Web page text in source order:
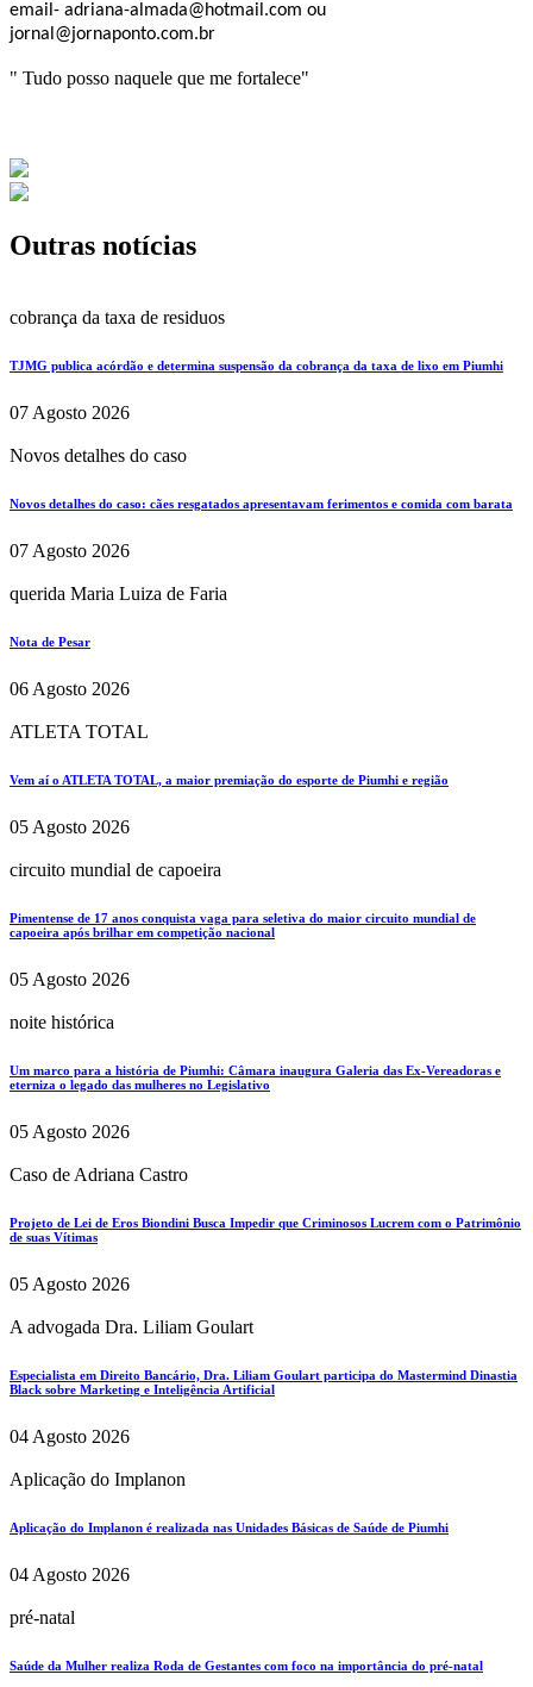
email- adriana-almada@hotmail.com ou
jornal@jornaponto.com.br
" Tudo posso naquele que me fortalece"
Outras notícias
cobrança da taxa de residuos
TJMG publica acórdão e determina suspensão da cobrança da taxa de lixo em Piumhi
07 Agosto 2026
Novos detalhes do caso
Novos detalhes do caso: cães resgatados apresentavam ferimentos e comida com barata
07 Agosto 2026
querida Maria Luiza de Faria
Nota de Pesar
06 Agosto 2026
ATLETA TOTAL
Vem aí o ATLETA TOTAL, a maior premiação do esporte de Piumhi e região
05 Agosto 2026
circuito mundial de capoeira
Pimentense de 17 anos conquista vaga para seletiva do maior circuito mundial de
capoeira após brilhar em competição nacional
05 Agosto 2026
noite histórica
Um marco para a história de Piumhi: Câmara inaugura Galeria das Ex-Vereadoras e
eterniza o legado das mulheres no Legislativo
05 Agosto 2026
Caso de Adriana Castro
Projeto de Lei de Eros Biondini Busca Impedir que Criminosos Lucrem com o Patrimônio
de suas Vítimas
05 Agosto 2026
A advogada Dra. Liliam Goulart
Especialista em Direito Bancário, Dra. Liliam Goulart participa do Mastermind Dinastia
Black sobre Marketing e Inteligência Artificial
04 Agosto 2026
Aplicação do Implanon
Aplicação do Implanon é realizada nas Unidades Básicas de Saúde de Piumhi
04 Agosto 2026
pré-natal
Saúde da Mulher realiza Roda de Gestantes com foco na importância do pré-natal